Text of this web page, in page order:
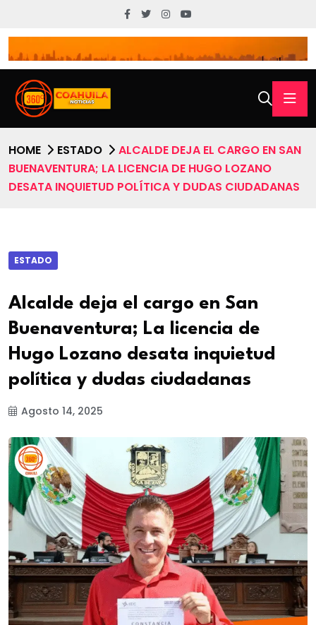
HOME ESTADO
ALCALDE DEJA EL CARGO EN SAN
BUENAVENTURA; LA LICENCIA DE HUGO LOZANO
DESATA INQUIETUD POLÍTICA Y DUDAS CIUDADANAS
ESTADO
Alcalde deja el cargo en San
Buenaventura; La licencia de
Hugo Lozano desata inquietud
política y dudas ciudadanas
Agosto 14, 2025